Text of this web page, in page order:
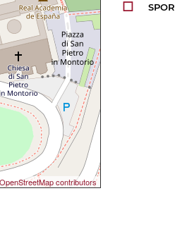
contributors